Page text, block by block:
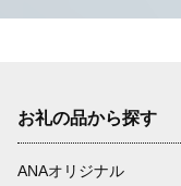
お礼の品から探す
ANAオリジナル